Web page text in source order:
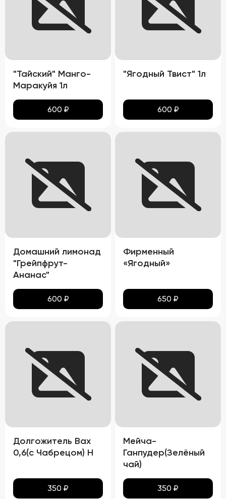
"Тайский" Манго-
Маракуйя 1л
600 ₽
"Ягодный Твист" 1л
600 ₽
Домашний лимонад
"Грейпфрут-
Ананас"
600 ₽
Фирменный
«Ягодный»
650 ₽
Долгожитель Вах
0,6(с Чабрецом) Н
350 ₽
Мейча-
Ганпудер(Зелёный
чай)
350 ₽